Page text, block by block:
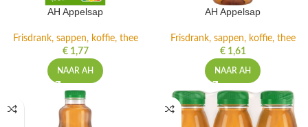
AH Appelsap
Frisdrank, sappen, koffie, thee
€1,77
NAAR AH
AH Appelsap
Frisdrank, sappen, koffie, thee
€1,61
NAAR AH